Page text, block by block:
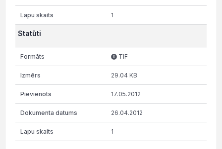
1
Statūti
TIF
29.04 KB
17.05.2012
26.04.2012
1